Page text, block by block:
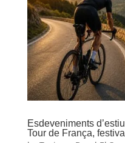
Esdeveniments
Tour de França,